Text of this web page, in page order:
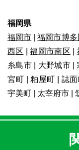
福岡県
福岡市 |福岡市博多
西区 |福岡市南区
糸島市 | 大野城市 |
宮町 | 粕屋町 | 誌
宇美町 | 太宰府市 |